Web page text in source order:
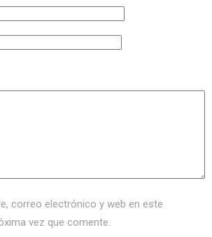
correo electrónico y web en este
vez que comente.